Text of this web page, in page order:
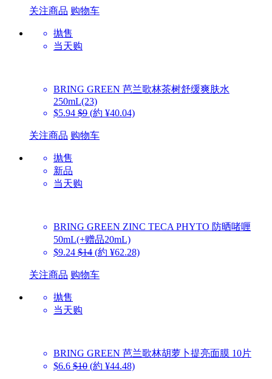
关注商品 购物车
抛售
当天购
BRING GREEN 芭兰歌林茶树舒缓爽肤水
250mL(23)
$5.94 $9 (約 ¥40.04)
关注商品 购物车
抛售
新品
当天购
BRING GREEN ZINC TECA PHYTO 防晒啫喱
50mL(+赠品20mL)
$9.24 $14 (約 ¥62.28)
关注商品 购物车
抛售
当天购
BRING GREEN 芭兰歌林胡萝卜提亮面膜 10片
$6.6 $10 (約 ¥44.48)